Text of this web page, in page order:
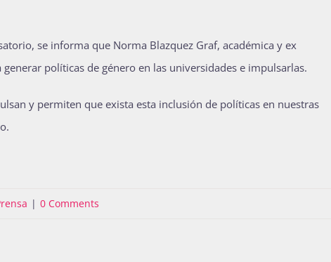
se informa que Norma Blazquez Graf, académica y ex
políticas de género en las universidades e impulsarlas.
y permiten que exista esta inclusión de políticas en nuestras
| 0 Comments